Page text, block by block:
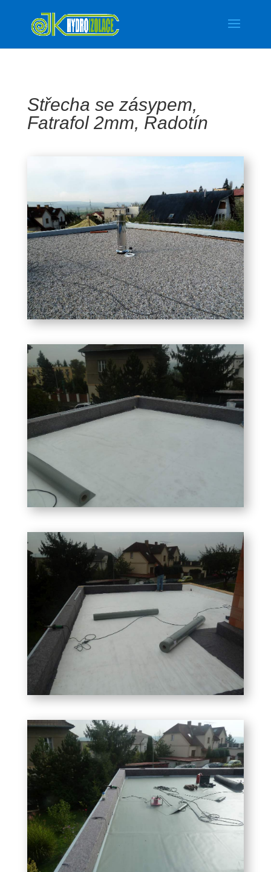
Střecha se zásypem,
Fatrafol 2mm, Radotín